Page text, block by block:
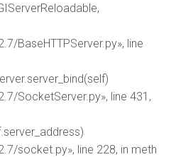
BaseHTTPServer.py», line
SocketServer.py», line 431,
socket.py», line 228, in meth